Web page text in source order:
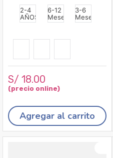
2-4
AÑOS
6-12
Meses
3-6
Meses
S/ 18.00
Agregar al carrito